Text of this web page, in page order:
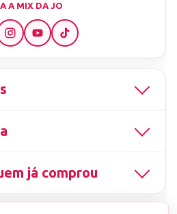
A MIX DA JO
já comprou